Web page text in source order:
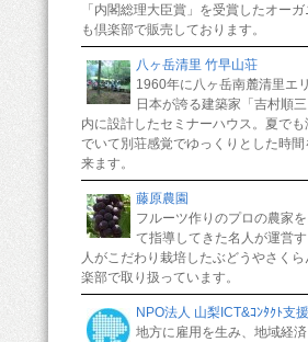
「内閣総理大臣賞」を受賞したオー
も倶楽部で販売しております。
八ヶ岳清里 竹早山荘
1960年に八ヶ岳南麓清里エ
日本が誇る建築家「吉村順
内に設計したセミナーハウス。夏で
でいて別荘感覚でゆっくりとした時間
来ます。
藤原農園
フルーツ作りのプロの農家
て指導してきた名人が運営
人がこだわり栽培したぶどうやさく
楽部で取り扱っています。
NPO法人 山梨ICT&ｺﾝﾀｸﾄ支
地方に雇用を生み、地域経